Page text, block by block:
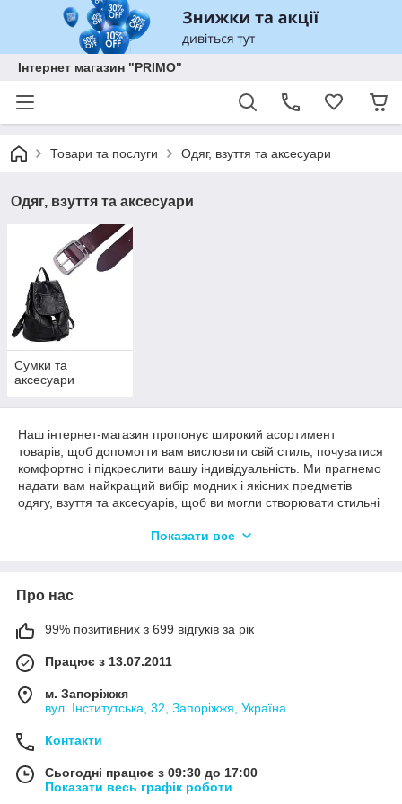
Інтернет магазин "PRIMO"
Товари та послуги Одяг, взуття та аксесуари
Одяг, взуття та аксесуари
Сумки та
аксесуари
Наш інтернет-магазин пропонує широкий асортимент
товарів, щоб допомогти вам висловити свій стиль, почуватися
комфортно і підкреслити вашу індивідуальність. Ми прагнемо
надати вам найкращий вибір модних і якісних предметів
одягу, взуття та аксесуарів, щоб ви могли створювати стильні
напрямки моди, щоб задовольнити смаки кожного клієнта.
елегантні сукні для особливих заходів, стильні куртки для
що потрібно для створення модного образу.
Аксесуари:
У нашому магазині ви знайдете різноманітність стильних
аксесуарів, які допоможуть вам виділитися. Від сумок і
гаманців до шарфів, окулярів і прикрас - кожен предмет
підібраний з любов'ю та увагою до деталей. Ми віримо, що
Показати все
Про нас
99% позитивних з 699 відгуків за рік
Працює з 13.07.2011
м. Запоріжжя
вул. Інститутська, 32, Запоріжжя, Україна
Контакти
Сьогодні працює з 09:30 до 17:00
Показати весь графік роботи